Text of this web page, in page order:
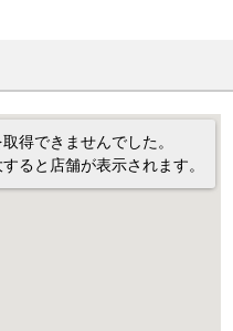
得できませんでした。
ると店舗が表示されます。